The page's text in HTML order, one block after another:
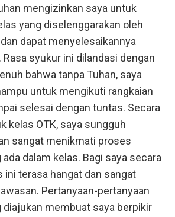
mengizinkan saya untuk
yang diselenggarakan oleh
dan dapat menyelesaikannya
Rasa syukur ini dilandasi dengan
bahwa tanpa Tuhan, saya
untuk mengikuti rangkaian
selesai dengan tuntas. Secara
kelas OTK, saya sungguh
sangat menikmati proses
dalam kelas. Bagi saya secara
ini terasa hangat dan sangat
Pertanyaan-pertanyaan
diajukan membuat saya berpikir